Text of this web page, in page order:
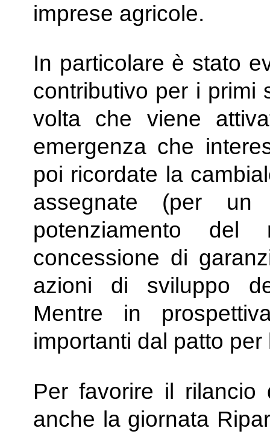
imprese agricole.
In particolare è stato
contributivo per i primi
volta che viene
emergenza che
poi ricordate la
assegnate (per
potenziamento
concessione di
azioni di sviluppo
Mentre in
importanti dal patto per
Per favorire il rilancio
anche la giornata